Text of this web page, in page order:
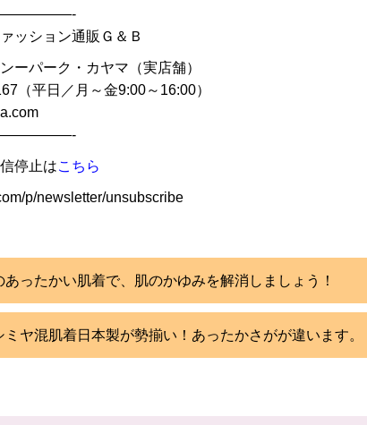
ッション通販Ｇ＆Ｂ
ーパーク・カヤマ（実店舗）
（平日／月～金9:00～16:00）
停止はこちら
p/newsletter/unsubscribe
ったかい肌着で、肌のかゆみを解消しましょう！
ヤ混肌着日本製が勢揃い！あったかさがが違います。